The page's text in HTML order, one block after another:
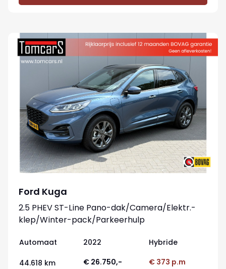
Ford Kuga
2.5 PHEV ST-Line Pano-dak/Camera/Elektr.-
klep/Winter-pack/Parkeerhulp
Automaat 2022 Hybride
44.618 km € 26.750,- € 373 p.m